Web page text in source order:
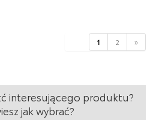
1 2 »
interesującego produktu?
jak wybrać?